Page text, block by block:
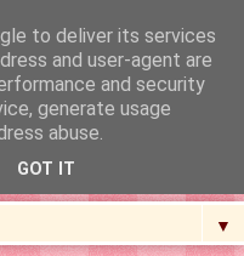
▼
to deliver its services
and user-agent are
and security
generate usage
abuse.
GOT IT